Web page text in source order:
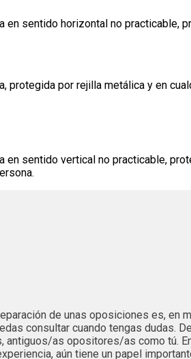
en sentido horizontal no
protegida por rejilla metálica y en
en sentido vertical no practicable,
de unas oposiciones es, en
consultar cuando tengas dudas.
antiguos/as opositores/as como tú.
aún tiene un papel